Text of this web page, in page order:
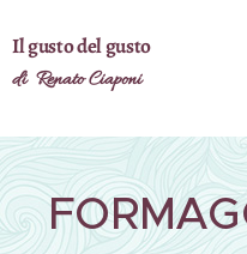
Il gusto del gusto
di Renato Ciaponi